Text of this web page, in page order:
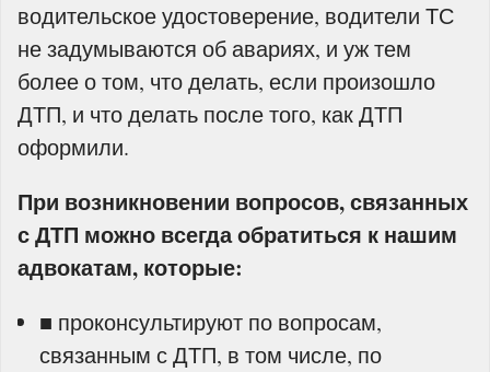
водительское удостоверение, водители ТС
не задумываются об авариях, и уж тем
более о том, что делать, если произошло
ДТП, и что делать после того, как ДТП
оформили.
При возникновении вопросов, связанных
с ДТП можно всегда обратиться к нашим
адвокатам, которые:
■ проконсультируют по вопросам,
связанным с ДТП, в том числе, по